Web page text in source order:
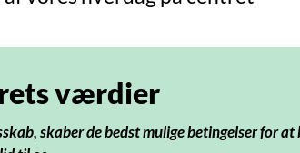
værdier
skaber de bedst mulige betingelser for at